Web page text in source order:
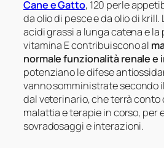
Cane e Gatto, 120 perle
da olio di pesce e da olio di
acidi grassi a lunga catena e la
vitamina E contribuiscono al
normale funzionalità renale e
potenziano le difese
vanno somministrate secondo
dal veterinario, che terrà conto
malattia e terapie in corso, per
sovradosaggi e interazioni.